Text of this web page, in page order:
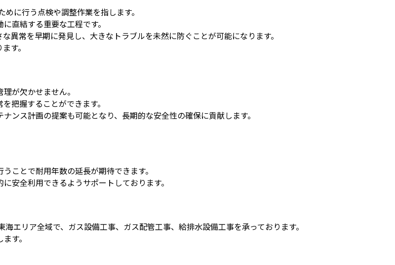
に行う点検や調整作業を指します。
直結する重要な工程です。
常を早期に発見し、大きなトラブルを未然に防ぐことが可能になります。
す。
が欠かせません。
把握することができます。
ンス計画の提案も可能となり、長期的な安全性の確保に貢献します。
ことで耐用年数の延長が期待できます。
安全利用できるようサポートしております。
エリア全域で、ガス設備工事、ガス配管工事、給排水設備工事を承っております。
す。